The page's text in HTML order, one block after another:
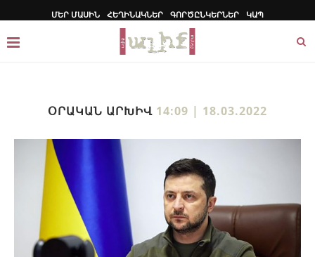
ՄԵՐ ՄԱՍԻՆ ՀԵՂԻՆԱԿՆԵՐ ԳՈՐԾԸՆԿԵՐՆԵՐ ԿԱՊ
ՕՐԱԿԱՆ ԱՐԽԻՎ 14:09 | 18.03.2022